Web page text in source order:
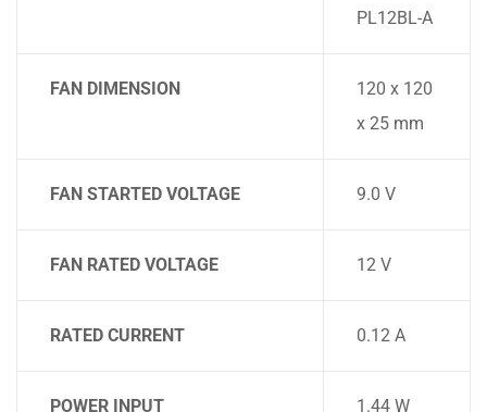
PL12BL-A
FAN DIMENSION
120 x 120
x 25 mm
FAN STARTED VOLTAGE 9.0 V
FAN RATED VOLTAGE 12 V
RATED CURRENT 0.12 A
POWER INPUT 1.44 W